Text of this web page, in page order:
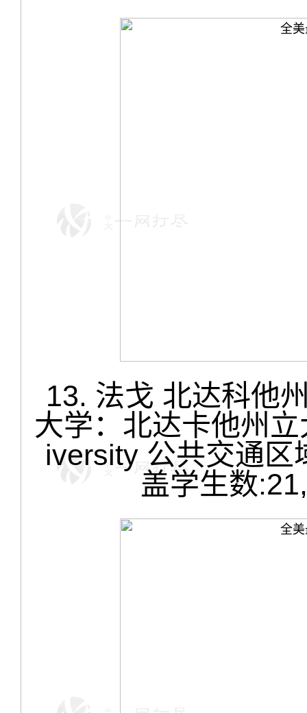
13. 法戈 北达科他
大学：北达卡他州
iversity 公共交通区
盖学生数